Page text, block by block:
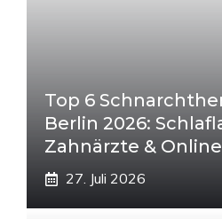
Top 6
Berlin 2026:
Zahnärzte &
27. Juli 2026